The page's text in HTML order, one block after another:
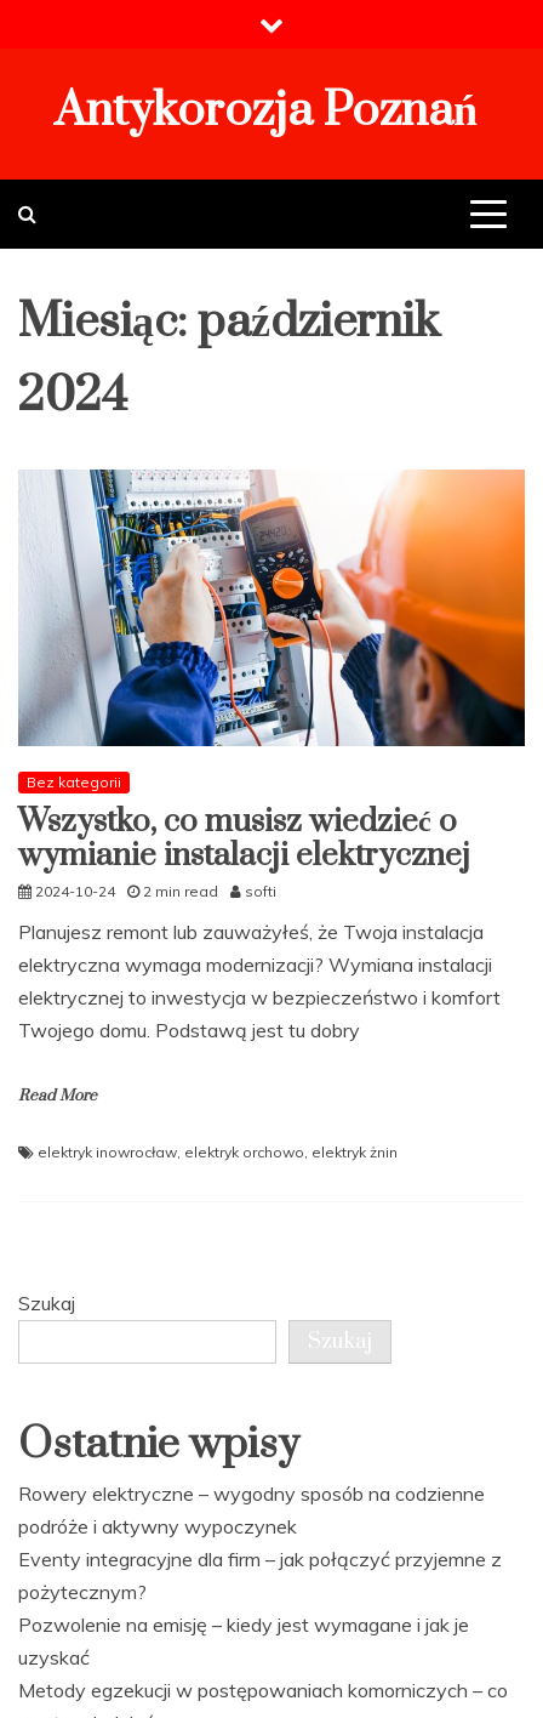
Antykorozja Poznań
Miesiąc:październik
2024
Bez kategorii
Wszystko, co musisz wiedzieć o
wymianie instalacji elektrycznej
2024-10-24 2 min read softi
Planujesz remont lub zauważyłeś, że Twoja instalacja
elektryczna wymaga modernizacji? Wymiana instalacji
elektrycznej to inwestycja w bezpieczeństwo i komfort
Twojego domu. Podstawą jest tu dobry
Read More
elektryk inowrocław elektryk orchowo elektryk żnin
Szukaj
Szukaj
Ostatnie wpisy
Rowery elektryczne – wygodny sposób na codzienne
podróże i aktywny wypoczynek
Eventy integracyjne dla firm – jak połączyć przyjemne z
pożytecznym?
Pozwolenie na emisję – kiedy jest wymagane i jak je
uzyskać
Metody egzekucji w postępowaniach komorniczych – co